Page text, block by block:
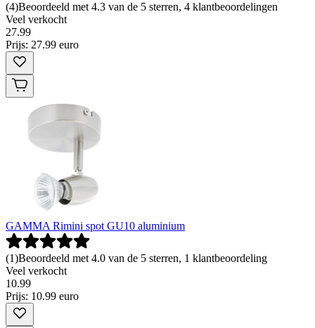
(4)Beoordeeld met 4.3 van de 5 sterren, 4 klantbeoordelingen
Veel verkocht
27.99
Prijs: 27.99 euro
GAMMA Rimini spot GU10 aluminium
(1)Beoordeeld met 4.0 van de 5 sterren, 1 klantbeoordeling
Veel verkocht
10.99
Prijs: 10.99 euro